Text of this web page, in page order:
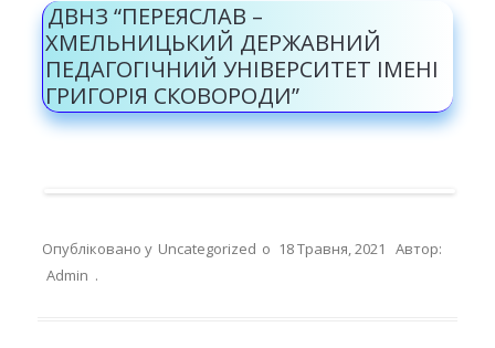
ДВНЗ “ПЕРЕЯСЛАВ –
ХМЕЛЬНИЦЬКИЙ ДЕРЖАВНИЙ
ПЕДАГОГІЧНИЙ УНІВЕРСИТЕТ ІМЕНІ
ГРИГОРІЯ СКОВОРОДИ”
Опубліковано у Uncategorized о 18 Травня, 2021
Автор:
Admin .